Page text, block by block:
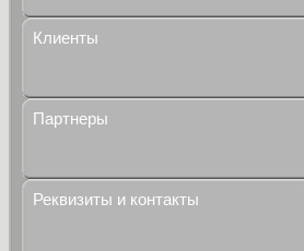
Клиенты
Партнеры
Реквизиты и контакты